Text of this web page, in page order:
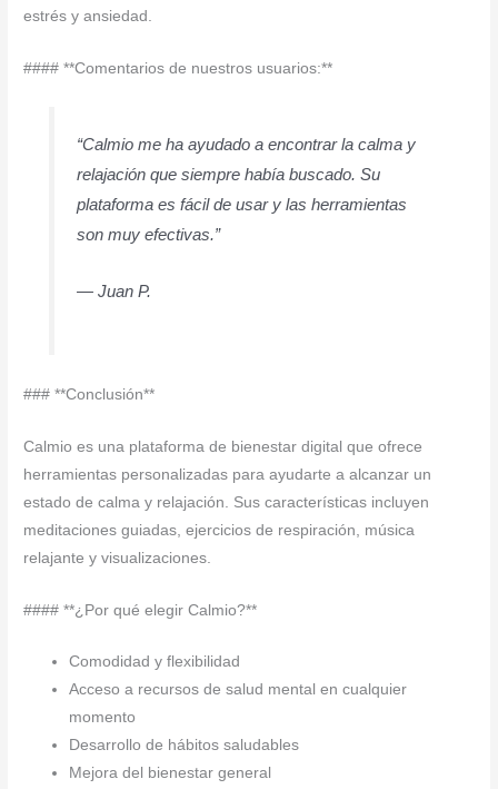
estrés y ansiedad.
#### **Comentarios de nuestros usuarios:**
“Calmio me ha ayudado a encontrar la calma y
relajación que siempre había buscado. Su
plataforma es fácil de usar y las herramientas
son muy efectivas.”
— Juan P.
### **Conclusión**
Calmio es una plataforma de bienestar digital que ofrece
herramientas personalizadas para ayudarte a alcanzar un
estado de calma y relajación. Sus características incluyen
meditaciones guiadas, ejercicios de respiración, música
relajante y visualizaciones.
#### **¿Por qué elegir Calmio?**
Comodidad y flexibilidad
Acceso a recursos de salud mental en cualquier
momento
Desarrollo de hábitos saludables
Mejora del bienestar general